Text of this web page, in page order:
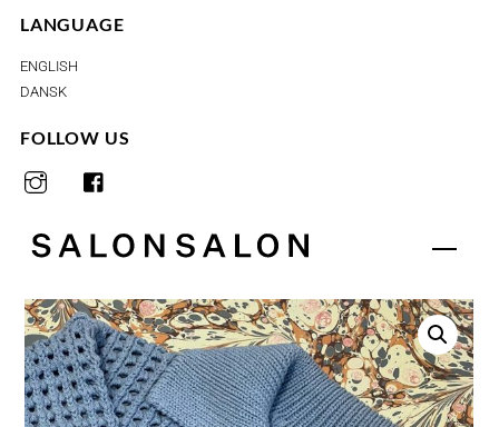
Skip
content
LANGUAGE
ENGLISH
DANSK
FOLLOW US
Menu